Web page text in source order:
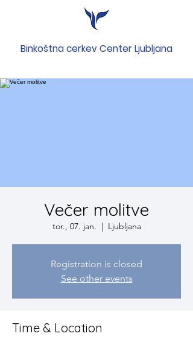
Binkoštna cerkev Center Ljubljana
Večer molitve
tor., 07. jan.
  |
Ljubljana
Registration is closed
See other events
Time & Location